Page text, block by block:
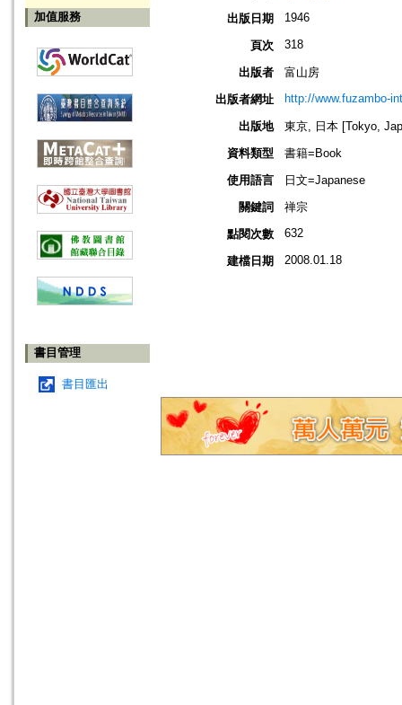
加值服務
書目管理
書目匯出
出版日期
1946
頁次 318
出版者
富山房
出版者網址
http://www.fuzambo-
出版地
東京, 日本 [Tokyo,
資料類型
書籍=Book
使用語言
日文=Japanese
關鍵詞
禅宗
點閱次數
632
建檔日期 2008.01.18